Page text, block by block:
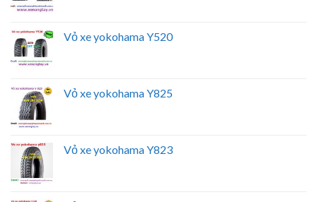
Vỏ xe yokohama Y520
Vỏ xe yokohama Y825
Vỏ xe yokohama Y823